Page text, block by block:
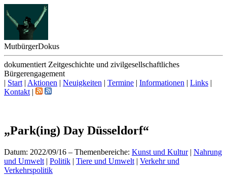
MutbürgerDokus
dokumentiert Zeitgeschichte und zivilgesellschaftliches
Bürgerengagement
| Start | Aktionen | Neuigkeiten | Termine | Informationen | Links |
Kontakt |
„Park(ing) Day Düsseldorf“
Datum: 2022/09/16 – Themenbereiche: Kunst und Kultur| Nahrung
und Umwelt | Politik | Tiere und Umwelt | Verkehr und
Verkehrspolitik